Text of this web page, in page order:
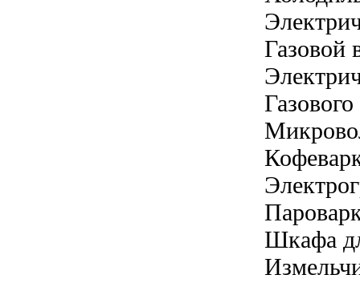
Газовой
Шкафа